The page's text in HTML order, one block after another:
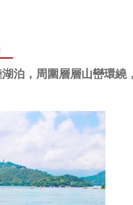
泊，周圍層層山巒環